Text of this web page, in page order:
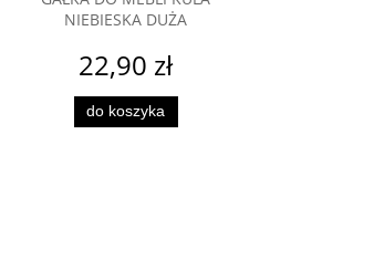
NIEBIESKA DUŻA
22,90 zł
do koszyka